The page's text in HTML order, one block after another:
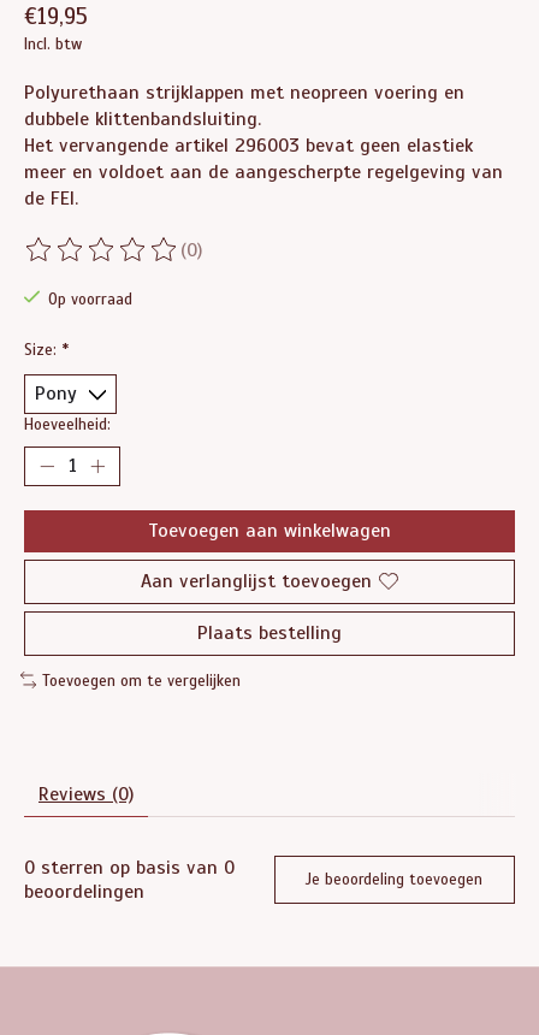
€19,95
Incl. btw
Polyurethaan strijklappen met neopreen voering en
dubbele klittenbandsluiting.
Het vervangende artikel 296003 bevat geen elastiek
meer en voldoet aan de aangescherpte regelgeving van
de FEI.
De beoordeling van dit product is
(0)
Op voorraad
Size: *
Hoeveelheid:
Toevoegen aan winkelwagen
Aan verlanglijst toevoegen
Plaats bestelling
Toevoegen om te vergelijken
Reviews (0)
0 sterren op basis van 0
beoordelingen
Je beoordeling toevoegen